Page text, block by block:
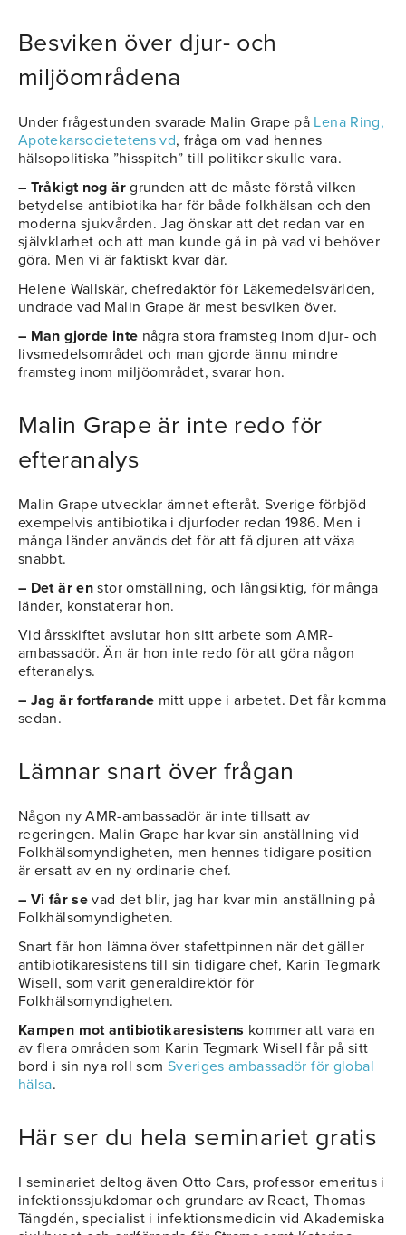
Besviken över djur- och
miljöområdena
Under frågestunden svarade Malin Grape på Lena Ring,
Apotekarsocietetens vd, fråga om vad hennes
hälsopolitiska ”hisspitch” till politiker skulle vara.
– Tråkigt nog ärgrunden att de måste förstå vilken
betydelse antibiotika har för både folkhälsan och den
moderna sjukvården. Jag önskar att det redan var en
självklarhet och att man kunde gå in på vad vi behöver
göra. Men vi är faktiskt kvar där.
Helene Wallskär, chefredaktör för Läkemedelsvärlden,
undrade vad Malin Grape är mest besviken över.
– Man gjorde inte några stora framsteg inom djur- och
livsmedelsområdet och man gjorde ännu mindre
framsteg inom miljöområdet, svarar hon.
Malin Grape är inte redo för
efteranalys
Malin Grape utvecklar ämnet efteråt. Sverige förbjöd
exempelvis antibiotika i djurfoder redan 1986. Men i
många länder används det för att få djuren att växa
snabbt.
– Det är en stor omställning, och långsiktig, för många
länder, konstaterar hon.
Vid årsskiftet avslutar hon sitt arbete som AMR-
ambassadör. Än är hon inte redo för att göra någon
efteranalys.
– Jag är fortfarande mitt uppe i arbetet. Det får komma
sedan.
Lämnar snart över frågan
Någon ny AMR-ambassadör är inte tillsatt av
regeringen. Malin Grape har kvar sin anställning vid
Folkhälsomyndigheten, men hennes tidigare position
är ersatt av en ny ordinarie chef.
– Vi får se vad det blir, jag har kvar min anställning på
Folkhälsomyndigheten.
Snart får hon lämna över stafettpinnen när det gäller
antibiotikaresistens till sin tidigare chef, Karin Tegmark
Wisell, som varit generaldirektör för
Folkhälsomyndigheten.
Kampen mot antibiotikaresistens kommer att vara en
av flera områden som Karin Tegmark Wisell får på sitt
bord i sin nya roll som Sveriges ambassadör för global
hälsa.
Här ser du hela seminariet gratis
I seminariet deltog även Otto Cars, professor emeritus i
infektionssjukdomar och grundare av React, Thomas
Tängdén, specialist i infektionsmedicin vid Akademiska